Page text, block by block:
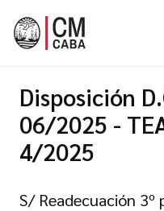
Disposición
06/2025 -
4/2025
S/ Readecuación 3º